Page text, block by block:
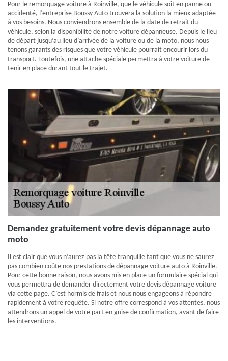
Pour le remorquage voiture à Roinville, que le véhicule soit en panne ou
accidenté, l’entreprise Boussy Auto trouvera la solution la mieux adaptée
à vos besoins. Nous conviendrons ensemble de la date de retrait du
véhicule, selon la disponibilité de notre voiture dépanneuse. Depuis le lieu
de départ jusqu’au lieu d’arrivée de la voiture ou de la moto, nous nous
tenons garants des risques que votre véhicule pourrait encourir lors du
transport. Toutefois, une attache spéciale permettra à votre voiture de
tenir en place durant tout le trajet.
Demandez gratuitement votre devis dépannage auto
moto
Il est clair que vous n’aurez pas la tête tranquille tant que vous ne saurez
pas combien coûte nos prestations de dépannage voiture auto à Roinville.
Pour cette bonne raison, nous avons mis en place un formulaire spécial qui
vous permettra de demander directement votre devis dépannage voiture
via cette page. C’est hormis de frais et nous nous engageons à répondre
rapidement à votre requête. Si notre offre correspond à vos attentes, nous
attendrons un appel de votre part en guise de confirmation, avant de faire
les interventions.